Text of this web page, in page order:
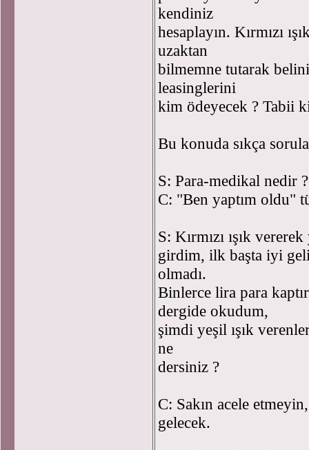
kendiniz
hesaplayın. Kırmızı
uzaktan
bilmemne tutarak
leasinglerini
kim ödeyecek ? Tabii
Bu konuda sıkça
S: Para-medikal nedir ?
C: "Ben yaptım oldu"
S: Kırmızı ışık
girdim, ilk başta iyi
olmadı.
Binlerce lira para
dergide okudum,
şimdi yeşil ışık
ne
dersiniz ?
C: Sakın acele
gelecek.